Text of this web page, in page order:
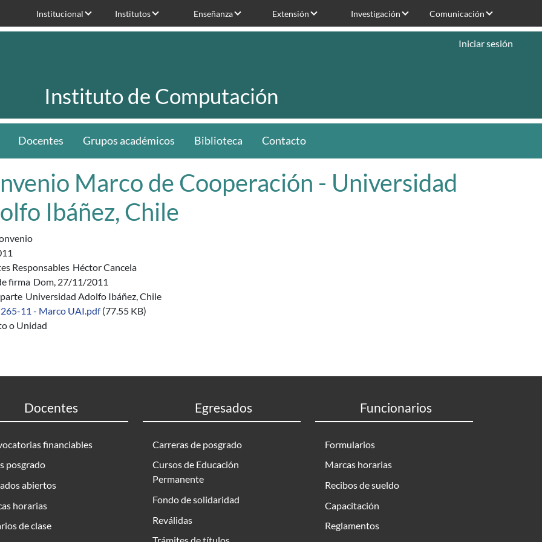
Institucional Institutos Enseñanza Extensión Investigación Comunicación
Instituto de Computación
Iniciar sesión
Docentes Grupos académicos Biblioteca Contacto
Marco de Cooperación - Universidad
Ibáñez, Chile
Responsables Héctor Cancela
firma Dom, 27/11/2011
Universidad Adolfo Ibáñez, Chile
11 - Marco UAI.pdf (77.55 KB)
o Unidad
Docentes
financiables
posgrado
abiertos
horarias
de clase
Egresados
Carreras de posgrado
Cursos de Educación
Permanente
Fondo de solidaridad
Reválidas
Funcionarios
Formularios
Marcas horarias
Recibos de sueldo
Capacitación
Reglamentos